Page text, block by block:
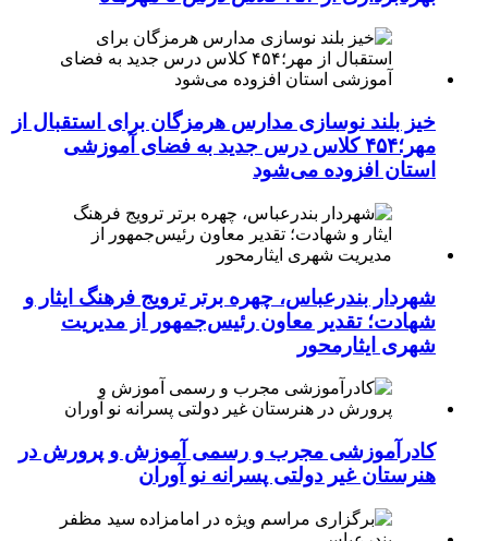
خیز بلند نوسازی مدارس هرمزگان برای استقبال از
مهر؛۴۵۴ کلاس درس جدید به فضای آموزشی
استان افزوده می‌شود
شهردار بندرعباس، چهره برتر ترویج فرهنگ ایثار و
شهادت؛ تقدیر معاون رئیس‌جمهور از مدیریت
شهری ایثارمحور
کادرآموزشی مجرب و رسمی آموزش و پرورش در
هنرستان غیر دولتی پسرانه نو آوران